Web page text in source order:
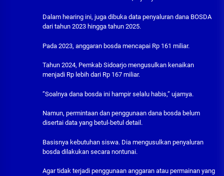
Dalam hearing ini, juga dibuka data penyaluran dana BOSDA
dari tahun 2023 hingga tahun 2025.
Pada 2023, anggaran bosda mencapai Rp 161 miliar.
Tahun 2024, Pemkab Sidoarjo mengusulkan kenaikan
menjadi Rp lebih dari Rp 167 miliar.
”Soalnya dana bosda ini hampir selalu habis,” ujarnya.
Namun, permintaan dan penggunaan dana bosda belum
disertai data yang betul-betul detail.
Basisnya kebutuhan siswa. Dia mengusulkan penyaluran
bosda dilakukan secara nontunai.
Agar tidak terjadi penggunaan anggaran atau permainan yang